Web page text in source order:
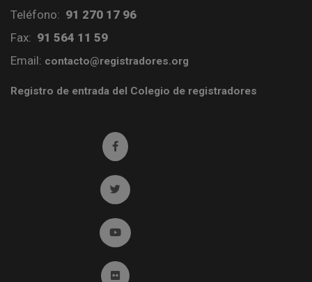
Teléfono: 91 270 17 96
Fax: 91 564 11 59
Email: contacto@registradores.org
Registro de entrada del Colegio de registradores
Ir a facebook (abre en ventana nueva)
Ir a twitter (abre en ventana nueva)
Ir a YouTube (abre en ventana nueva)
Ir a Flickr (abre en ventana nueva)